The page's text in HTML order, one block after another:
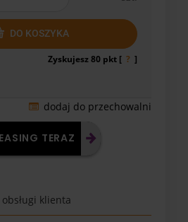
DO KOSZYKA
Zyskujesz80 pkt [ ? ]
dodaj do przechowalni
TERAZ
klienta